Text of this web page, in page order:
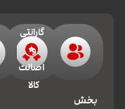
بخش
گارانتی
و
اصالت
کالا